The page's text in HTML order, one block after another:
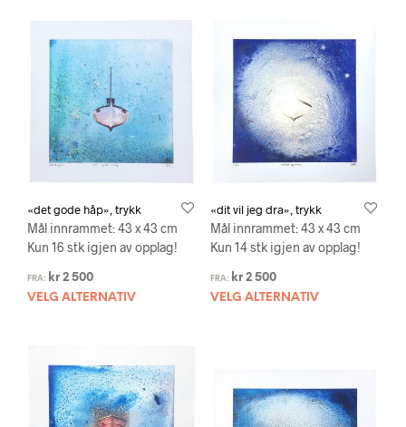
«det gode håp», trykk
Mål innrammet: 43 x 43 cm
Kun 16 stk igjen av opplag!
FRA: kr 2 500
VELG ALTERNATIV
«dit vil jeg dra», trykk
Mål innrammet: 43 x 43 cm
Kun 14 stk igjen av opplag!
FRA: kr2 500
VELG ALTERNATIV